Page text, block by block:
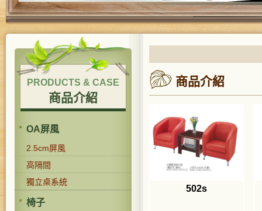
PRODUCTS & CASE
商品介紹
OA屏風
2.5cm屏風
高隔間
獨立桌系統
椅子
商品介紹
502s